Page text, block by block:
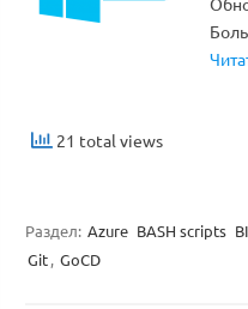
21 total views
Раздел: Azure BASH scripts
Git, GoCD